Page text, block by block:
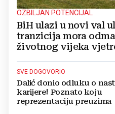
OZBILJAN POTENCIJAL
BiH ulazi u novi val
tranzicija mora
životnog vijeka
SVE DOGOVORIO
Dalić donio odluku o
karijere! Poznato koju
reprezentaciju preuzima